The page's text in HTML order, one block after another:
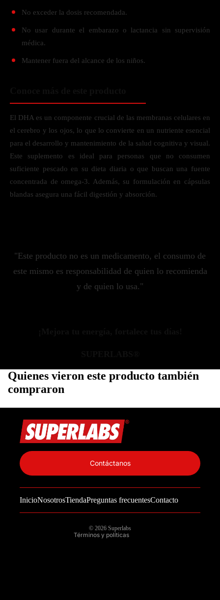
No exceder la dosis recomendada.
No usar durante el embarazo o lactancia sin supervisión
médica.
Mantener fuera del alcance de los niños.
El DHA es un componente crucial de las membranas celulares en
el cerebro y los ojos, lo que lo convierte en un nutriente esencial
para el desarrollo y mantenimiento de la salud cognitiva y visual.
Este suplemento es ideal para personas que no consumen
suficiente pescado en su dieta diaria o que buscan una fuente
concentrada de omega-3. Además, su formulación en cápsulas
blandas asegura una fácil digestión y absorción.
"Este producto no es un medicamento, el consumo de
este mismo es responsabilidad de quien lo recomienda
y de quien lo usa."
Quienes vieron este producto también
compraron
InicioNosotrosTiendaPreguntas frecuentesContacto
Contáctanos
© 2026 Superlabs
Términos y políticas
Información de contacto
Política de reembolso
Términos del servicio
Política de envío